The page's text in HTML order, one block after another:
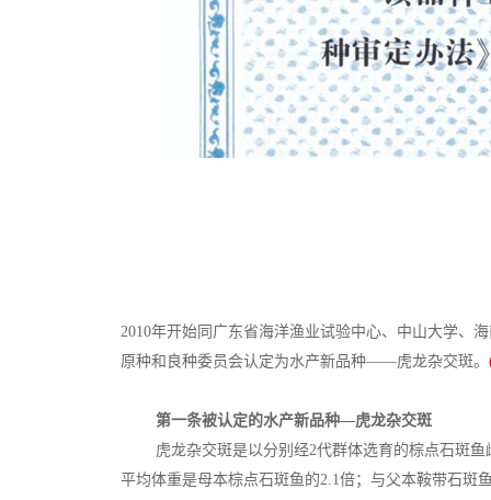
2010年开始同广东省海洋渔业试验中心、中山大学、
原种和良种委员会认定为水产新品种——虎龙杂交斑。
第一条被认定的水产新品种—虎龙杂交斑
虎龙杂交斑是以分别经2代群体选育的棕点石斑
平均体重是母本棕点石斑鱼的2.1倍；与父本鞍带石斑